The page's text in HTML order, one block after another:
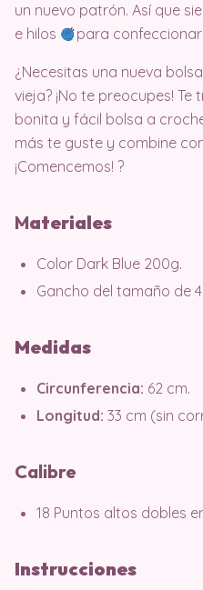
un nuevo patrón. Así que
e hilos
para
¿Necesitas una nueva
vieja? ¡No te preocupes!
bonita y fácil bolsa a
más te guste y combine
¡Comencemos! ?
Materiales
Color Dark Blue 200g.
Gancho del tamaño de
Medidas
Circunferencia: 62 cm.
Longitud: 33 cm (sin
Calibre
18 Puntos altos dobles
Instrucciones